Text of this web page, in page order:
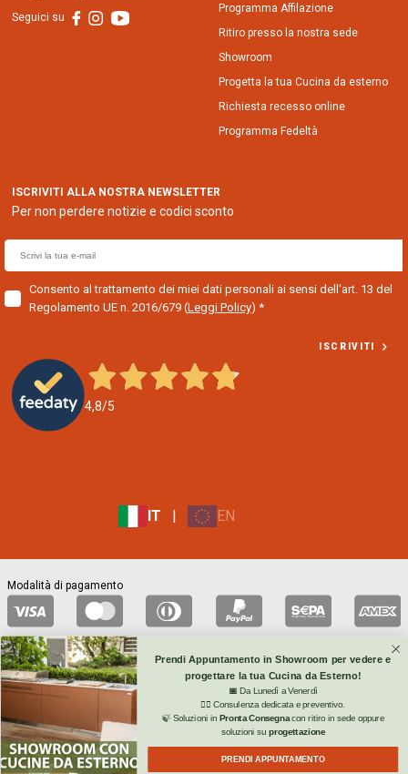
Seguici su
Programma Affilazione
Ritiro presso la nostra sede
Showroom
Progetta la tua Cucina da esterno
Richiesta recesso online
Programma Fedeltà
ISCRIVITI ALLA NOSTRA NEWSLETTER
Per non perdere notizie e codici sconto
m
a
i
r
u
b
s
c
p
t
ISCRIVITI
Consento al trattamento dei miei dati personali ai sensi dell'art. 13 del
Regolamento UE n. 2016/679 (Leggi Policy)
4,8/5
IT | EN
Modalità di pagamento
Spedizioni affidate a
Cookie Policy /Credits
Copyrights © 2023 tutti i diritti riservati
Prendi Appuntamento in Showroom per vedere e
progettare la tua Cucina da Esterno!
📅Da Lunedì a Venerdì
👉🏻 Consulenza dedicata e preventivo.
🍃 Soluzioni in Pronta Consegnacon ritiro in sede oppure
soluzioni suprogettazione
PRENDI APPUNTAMENTO